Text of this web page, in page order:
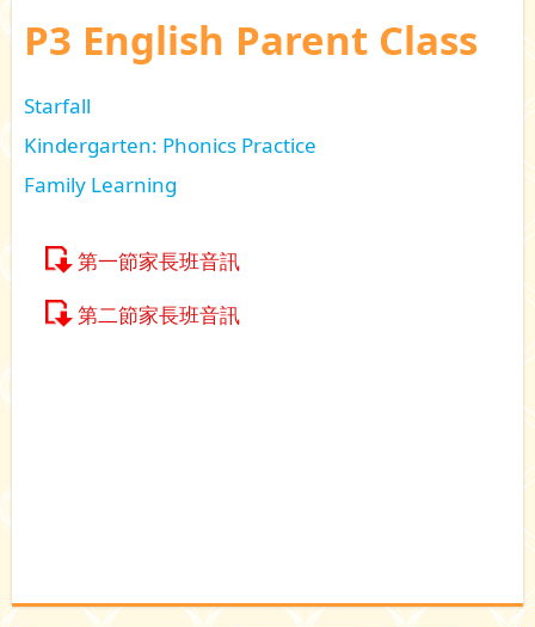
P3 English Parent Class
Starfall
Kindergarten: Phonics Practice
Family Learning
第一節家長班音訊
第二節家長班音訊